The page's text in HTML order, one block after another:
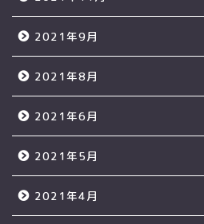
2021年9月
2021年8月
2021年6月
2021年5月
2021年4月